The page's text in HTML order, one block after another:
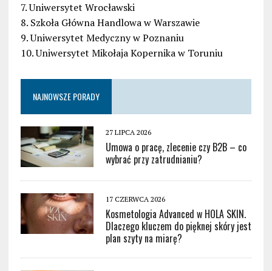
7. Uniwersytet Wrocławski
8. Szkoła Główna Handlowa w Warszawie
9. Uniwersytet Medyczny w Poznaniu
10. Uniwersytet Mikołaja Kopernika w Toruniu
NAJNOWSZE PORADY
27 LIPCA 2026
Umowa o pracę, zlecenie czy B2B – co
wybrać przy zatrudnianiu?
17 CZERWCA 2026
Kosmetologia Advanced w HOLA SKIN.
Dlaczego kluczem do pięknej skóry jest
plan szyty na miarę?